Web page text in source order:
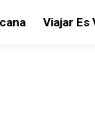
Viajar Es